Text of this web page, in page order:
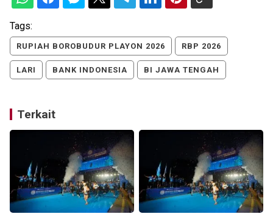
Tags:
RUPIAH BOROBUDUR PLAYON 2026 RBP 2026
LARI BANK INDONESIA BI JAWA TENGAH
Terkait